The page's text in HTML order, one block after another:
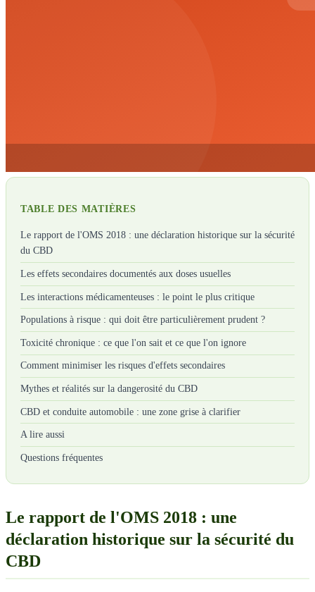
TABLE DES MATIÈRES
Le rapport de l'OMS 2018 : une déclaration historique sur la sécurité
du CBD
Les effets secondaires documentés aux doses usuelles
Les interactions médicamenteuses : le point le plus critique
Populations à risque : qui doit être particulièrement prudent ?
Toxicité chronique : ce que l'on sait et ce que l'on ignore
Comment minimiser les risques d'effets secondaires
Mythes et réalités sur la dangerosité du CBD
CBD et conduite automobile : une zone grise à clarifier
A lire aussi
Questions fréquentes
Le rapport de l'OMS 2018 : une
déclaration historique sur la sécurité du
CBD